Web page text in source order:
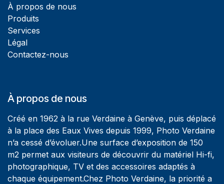
À propos de nous
Produits
Services
Légal
Contactez-nous
À propos de nous
Créé en 1962 à la rue Verdaine à Genève, puis déplacé
à la place des Eaux Vives depuis 1999, Photo Verdaine
n’a cessé d’évoluer.Une surface d’exposition de 150
m2 permet aux visiteurs de découvrir du matériel Hi-fi,
photographique, TV et des accessoires adaptés à
chaque équipement.Chez Photo Verdaine, la priorité a